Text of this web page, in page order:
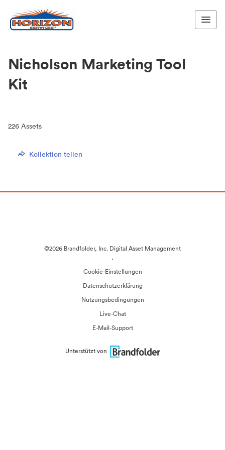
Nicholson Marketing Tool
Kit
226 Assets
Kollektion teilen
©2026 Brandfolder, Inc. Digital Asset Management
·
Cookie-Einstellungen
Datenschutzerklärung
Nutzungsbedingungen
Live-Chat
E-Mail-Support
Unterstützt von